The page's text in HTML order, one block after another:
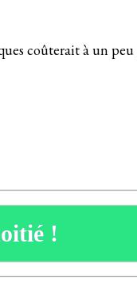
coûterait à un
!